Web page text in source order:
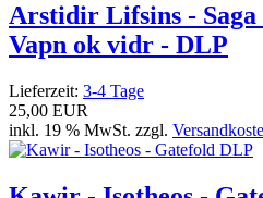
Arstidir Lifsins -
Vapn ok vidr - DLP
Lieferzeit: 3-4 Tage
25,00 EUR
inkl. 19 % MwSt. zzgl.